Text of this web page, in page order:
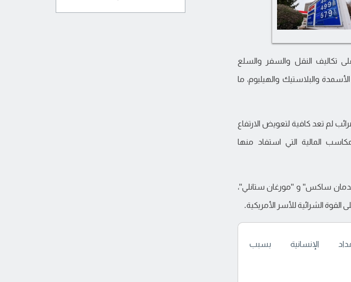
تكاليف النقل والسفر والسلع
والبلاستيك والهيليوم، ما
لم تعد كافية لتعويض الارتفاع
المالية التي استفاد منها
ساكس" و "مورغان ستانلي"،
الشرائية للأسر الأمريكية.
الإنسانية بسبب